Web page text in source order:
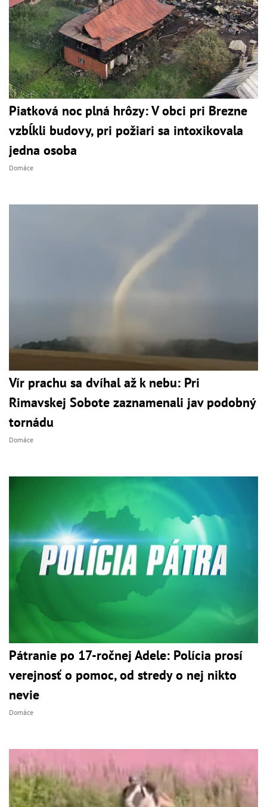
Piatková noc plná hrôzy: V obci pri Brezne
vzbĺkli budovy, pri požiari sa intoxikovala
jedna osoba
Domáce
Vír prachu sa dvíhal až k nebu: Pri
Rimavskej Sobote zaznamenali jav podobný
tornádu
Domáce
Pátranie po 17-ročnej Adele: Polícia prosí
verejnosť o pomoc, od stredy o nej nikto
nevie
Domáce